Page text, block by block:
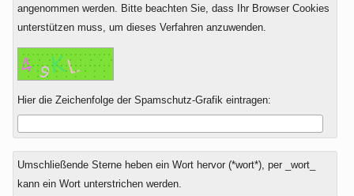
angenommen werden. Bitte beachten Sie, dass Ihr Browser Cookies
unterstützen muss, um dieses Verfahren anzuwenden.
Hier die Zeichenfolge der Spamschutz-Grafik eintragen:
Umschließende Sterne heben ein Wort hervor (*wort*), per _wort_
kann ein Wort unterstrichen werden.